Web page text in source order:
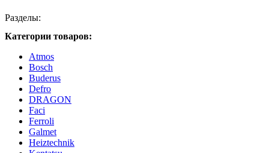
Разделы:
Категории товаров:
Atmos
Bosch
Buderus
Defro
DRAGON
Faci
Ferroli
Galmet
Heiztechnik